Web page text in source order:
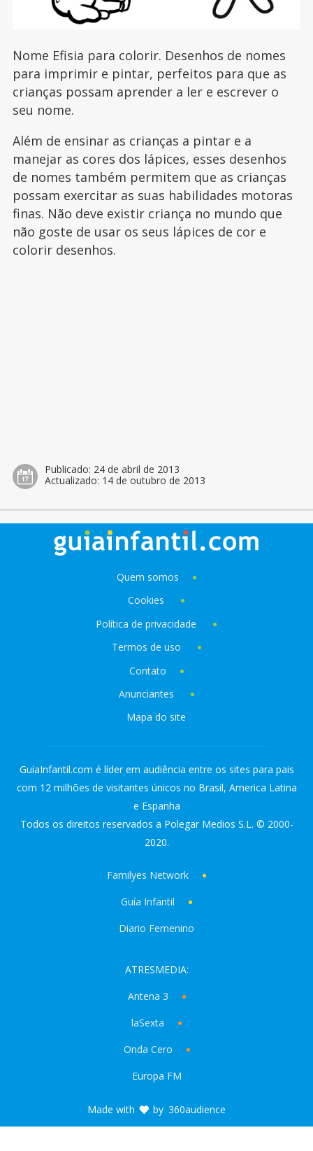
Nome Efisia para colorir. Desenhos de nomes
para imprimir e pintar, perfeitos para que as
crianças possam aprender a ler e escrever o
seu nome.
Além de ensinar as crianças a pintar e a
manejar as cores dos lápices, esses desenhos
de nomes também permitem que as crianças
possam exercitar as suas habilidades motoras
finas. Não deve existir criança no mundo que
não goste de usar os seus lápices de cor e
colorir desenhos.
Publicado: 24 de abril de 2013
Actualizado: 14 de outubro de 2013
Quem somos
Cookies
Política de privacidade
Termos de uso
Contato
Anunciantes
Mapa do site
GuiaInfantil.com é líder em audiência entre os sites para pais
com 12 milhões de visitantes únicos no Brasil, America Latina
e Espanha
Todos os direitos reservados a Polegar Medios S.L. © 2000-
2020.
Familyes Network
Guía Infantil
Diario Femenino
ATRESMEDIA:
Antena 3
laSexta
Onda Cero
Europa FM
Made with by 360audience